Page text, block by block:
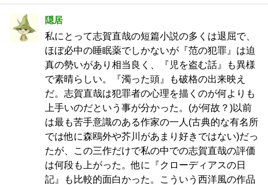
隠居
私にとって志賀直哉の短篇小説の多くは退屈で、
ほぼ必中の睡眠薬でしかないが『范の犯罪』は迫
真の勢いがあり相当良く、『児を盗む話』も異様
で素晴らしい。『濁った頭』も破格の出来映え
だ。志賀直哉は犯罪者の心理を描くのが何よりも
上手いのだという事が分かった。(が何故？)以前
は最も苦手意識のある作家の一人(古典的な有名所
では他に森鴎外や芥川があまり好きではない)だっ
たが、この三作だけで私の中での志賀直哉の評価
は何段も上がった。他に『クローディアスの日
記』も比較的面白かった。こういう西洋風の作品